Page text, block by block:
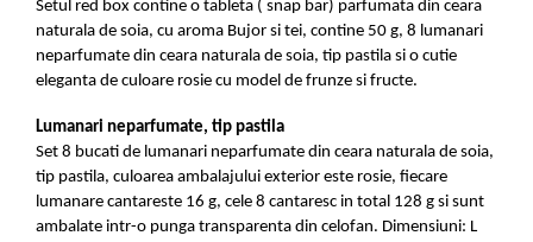
Setul red box contine o tableta ( snap bar) parfumata din ceara
naturala de soia, cu aroma Bujor si tei, contine 50 g, 8 lumanari
neparfumate din ceara naturala de soia, tip pastila si o cutie
eleganta de culoare rosie cu model de frunze si fructe.
Lumanari neparfumate, tip pastila
Set 8 bucati de lumanari neparfumate din ceara naturala de soia,
tip pastila, culoarea ambalajului exterior este rosie, fiecare
lumanare cantareste 16 g, cele 8 cantaresc in total 128 g si sunt
ambalate intr-o punga transparenta din celofan. Dimensiuni: L